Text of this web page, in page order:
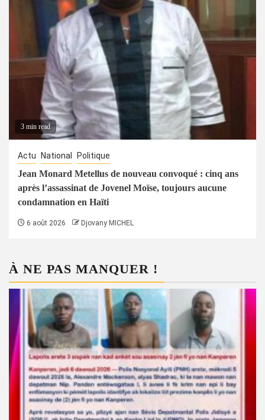
3 min read
Actu National Politique
Jean Monard Metellus de nouveau convoqué : cinq ans
après l’assassinat de Jovenel Moïse, toujours aucune
condamnation en Haïti
6 août 2026 Djovany MICHEL
À NE PAS MANQUER !